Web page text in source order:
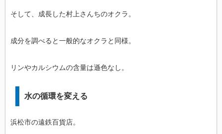
そして、成長した村上さんちのオクラ。
成分を調べると一般的なオクラと同様。
リンやカルシウムの含量は遜色なし。
水の循環を変える
浜松市の遠鉄百貨店。